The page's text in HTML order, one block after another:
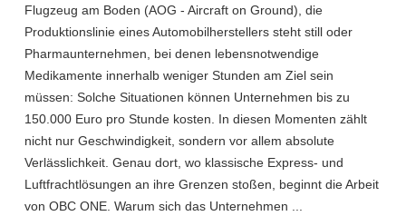
Flugzeug am Boden (AOG - Aircraft on Ground), die
Produktionslinie eines Automobilherstellers steht still oder
Pharmaunternehmen, bei denen lebensnotwendige
Medikamente innerhalb weniger Stunden am Ziel sein
müssen: Solche Situationen können Unternehmen bis zu
150.000 Euro pro Stunde kosten. In diesen Momenten zählt
nicht nur Geschwindigkeit, sondern vor allem absolute
Verlässlichkeit. Genau dort, wo klassische Express- und
Luftfrachtlösungen an ihre Grenzen stoßen, beginnt die Arbeit
von OBC ONE. Warum sich das Unternehmen ...